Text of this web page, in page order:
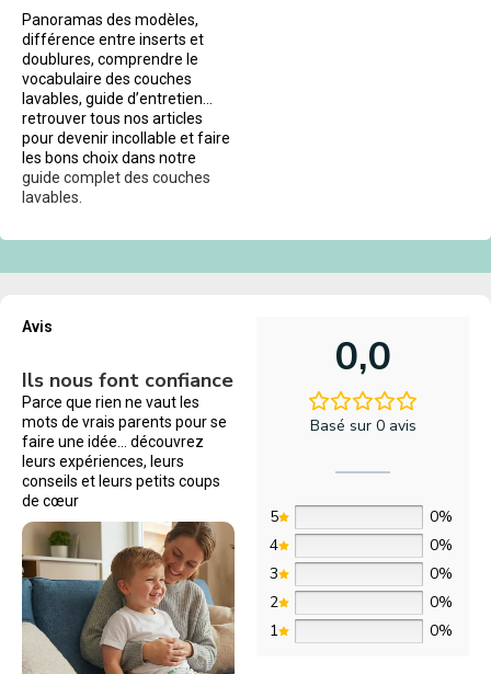
Panoramas des modèles,
différence entre inserts et
doublures, comprendre le
vocabulaire des couches
lavables, guide d’entretien…
retrouver tous nos articles
pour devenir incollable et faire
les bons choix dans notre
guide complet des couches
lavables.
Avis
Ils nous font confiance
Parce que rien ne vaut les
mots de vrais parents pour se
faire une idée… découvrez
leurs expériences, leurs
conseils et leurs petits coups
de cœur
0,0
Basé sur 0 avis
5
0%
4
0%
3
0%
2
0%
1
0%